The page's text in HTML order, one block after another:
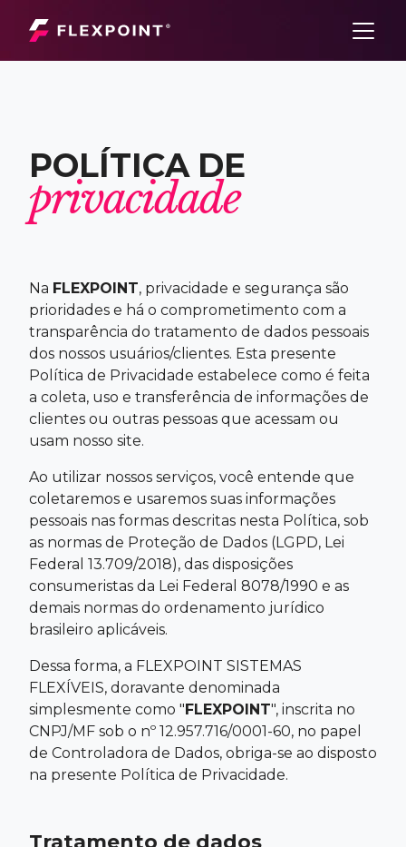
POLÍTICA DE
privacidade
Na FLEXPOINT, privacidade e segurança são
prioridades e há o comprometimento com a
transparência do tratamento de dados pessoais
dos nossos usuários/clientes. Esta presente
Política de Privacidade estabelece como é feita
a coleta, uso e transferência de informações de
clientes ou outras pessoas que acessam ou
usam nosso site.
Ao utilizar nossos serviços, você entende que
coletaremos e usaremos suas informações
pessoais nas formas descritas nesta Política, sob
as normas de Proteção de Dados (LGPD, Lei
Federal 13.709/2018), das disposições
consumeristas da Lei Federal 8078/1990 e as
demais normas do ordenamento jurídico
brasileiro aplicáveis.
Dessa forma, a FLEXPOINT SISTEMAS
FLEXÍVEIS, doravante denominada
simplesmente como "FLEXPOINT", inscrita no
CNPJ/MF sob o nº 12.957.716/0001-60, no papel
de Controladora de Dados, obriga-se ao disposto
na presente Política de Privacidade.
Tratamento de dados